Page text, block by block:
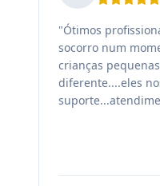
"Ótimos
socorro num
crianças
diferente....eles